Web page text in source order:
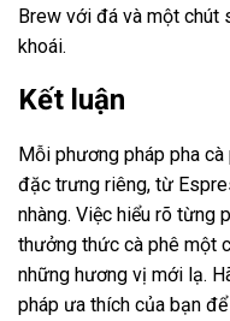
Brew với đá và một chút
khoái.
Kết luận
Mỗi phương pháp pha
đặc trưng riêng, từ
nhàng. Việc hiểu rõ từng
thưởng thức cà phê một
những hương vị mới lạ.
pháp ưa thích của bạn